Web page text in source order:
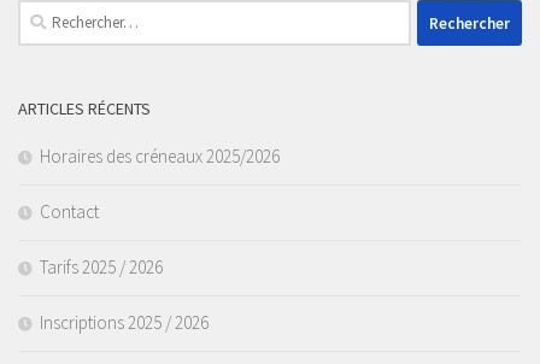
Rechercher :
ARTICLES RÉCENTS
Horaires des créneaux 2025/2026
Contact
Tarifs 2025 / 2026
Inscriptions 2025 / 2026